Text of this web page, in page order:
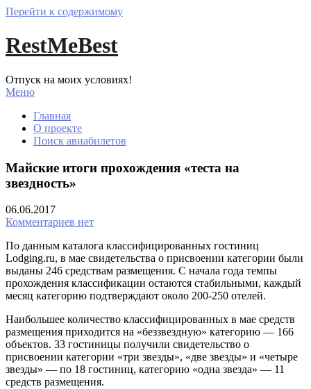
Перейти к содержимому
RestMeBest
Отпуск на моих условиях!
Меню
Главная
О проекте
Поиск авиабилетов
Майские итоги прохождения «теста на
звездность»
06.06.2017
Комментариев нет
По данным каталога классифицированных гостиниц
Lodging.ru, в мае свидетельства о присвоении категории были
выданы 246 средствам размещения. С начала года темпы
прохождения классификации остаются стабильными, каждый
месяц категорию подтверждают около 200-250 отелей.
Наибольшее количество классифицированных в мае средств
размещения приходится на «беззвездную» категорию — 166
объектов. 33 гостиницы получили свидетельство о
присвоении категории «три звезды», «две звезды» и «четыре
звезды» — по 18 гостиниц, категорию «одна звезда» — 11
средств размещения.